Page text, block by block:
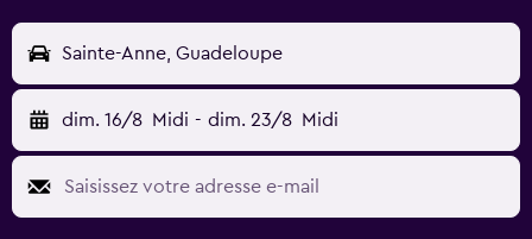
Sainte-Anne, Guadeloupe
dim. 16/8 Midi - dim. 23/8 Midi